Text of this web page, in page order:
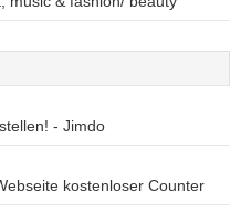
- Jimdo
kostenloser Counter